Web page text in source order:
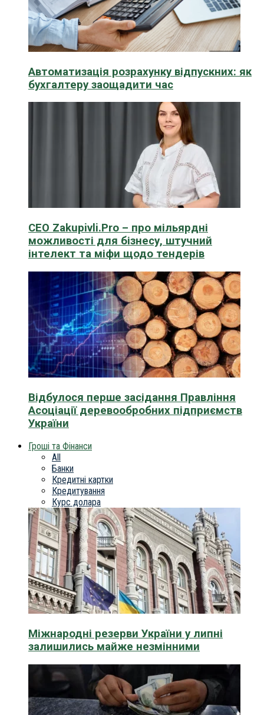
Автоматизація розрахунку відпускних: як
бухгалтеру заощадити час
CEO Zakupivli.Pro – про мільярдні
можливості для бізнесу, штучний
інтелект та міфи щодо тендерів
Відбулося перше засідання Правління
Асоціації деревообробних підприємств
України
Гроші та Фінанси
All
Банки
Кредитні картки
Кредитування
Курс долара
Міжнародні резерви України у липні
залишились майже незмінними